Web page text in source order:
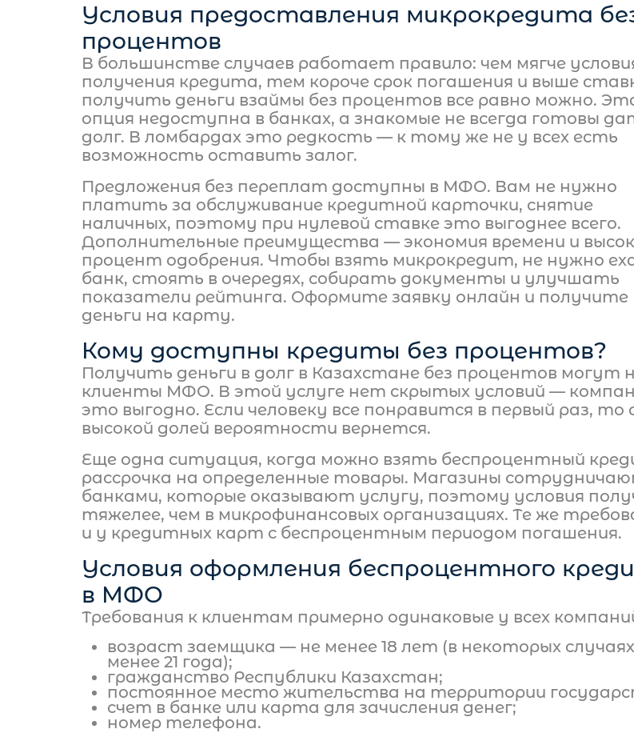
Условия предоставления микрокредита
процентов
В большинстве случаев работает правило: чем мягче
получения кредита, тем короче срок погашения и выше
получить деньги взаймы без процентов все равно можно.
опция недоступна в банках, а знакомые не всегда готовы
долг. В ломбардах это редкость — к тому же не у всех есть
возможность оставить залог.
Предложения без переплат доступны в МФО. Вам не нужно
платить за обслуживание кредитной карточки, снятие
наличных, поэтому при нулевой ставке это выгоднее всего.
Дополнительные преимущества — экономия времени и
процент одобрения. Чтобы взять микрокредит, не нужно
банк, стоять в очередях, собирать документы и улучшать
показатели рейтинга. Оформите заявку онлайн и получите
деньги на карту.
Кому доступны кредиты без процентов?
Получить деньги в долг в Казахстане без процентов могут
клиенты МФО. В этой услуге нет скрытых условий —
это выгодно. Если человеку все понравится в первый раз, то
высокой долей вероятности вернется.
Еще одна ситуация, когда можно взять беспроцентный
рассрочка на определенные товары. Магазины
банками, которые оказывают услугу, поэтому условия
тяжелее, чем в микрофинансовых организациях. Те же
и у кредитных карт с беспроцентным периодом погашения.
Условия оформления беспроцентного
в МФО
Требования к клиентам примерно одинаковые у всех
возраст заемщика — не менее 18 лет (в некоторых
менее 21 года);
гражданство Республики Казахстан;
постоянное место жительства на территории
счет в банке или карта для зачисления денег;
номер телефона.